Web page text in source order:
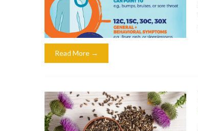
Read More →